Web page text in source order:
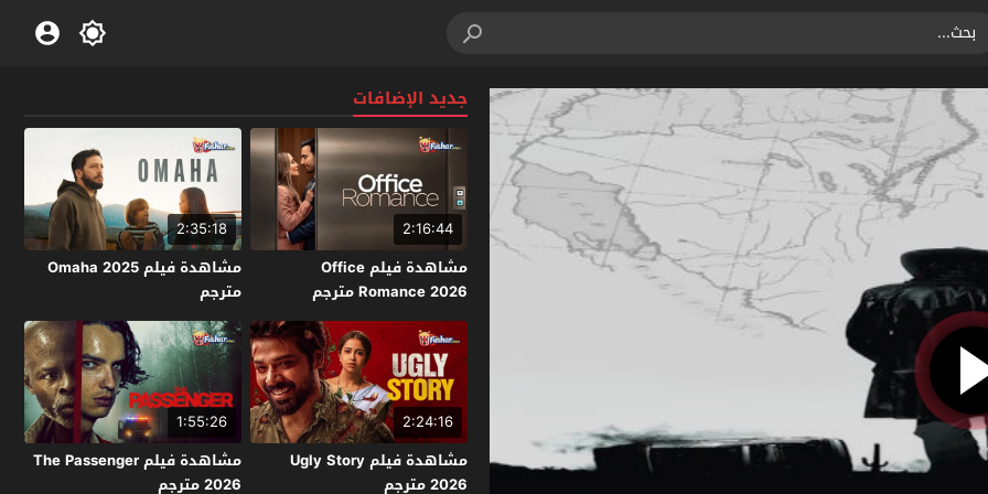
جديد الإضافات
2:16:44
مشاهدة فيلم Office
Romance 2026 مترجم
2:35:18
مشاهدة فيلم Omaha 2025
مترجم
2:24:16
مشاهدة فيلم Ugly Story
2026 مترجم
1:55:26
مشاهدة فيلم The Passenger
2026 مترجم